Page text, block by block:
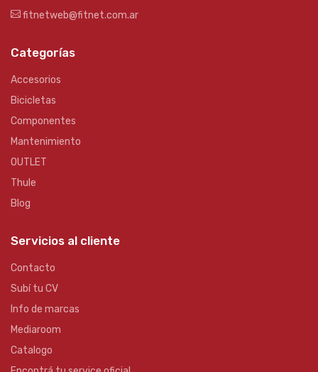
fitnetweb@fitnet.com.ar
Categorías
Accesorios
Bicicletas
Componentes
Mantenimiento
OUTLET
Thule
Blog
Servicios al cliente
Contacto
Subí tu CV
Info de marcas
Mediaroom
Catalogo